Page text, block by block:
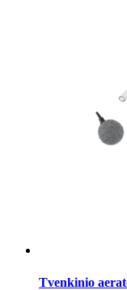
Tvenkinio